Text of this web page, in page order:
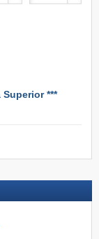
***